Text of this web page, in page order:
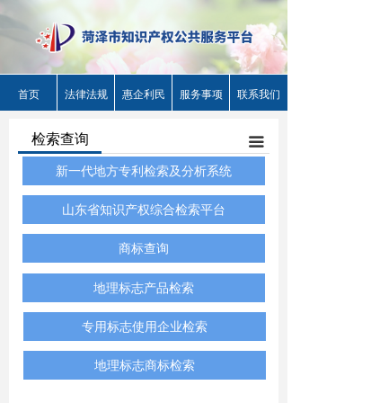
首页 法律法规 惠企利民 服务事项 联系我们
检索查询 끀
商标查询
地理标志产品检索
专用标志使用企业检索
地理标志商标检索
山东省知识产权综合检索平台
新一代地方专利检索及分析系统